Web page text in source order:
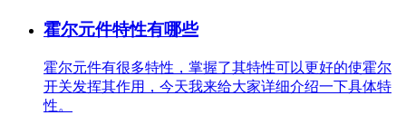
霍尔元件特性有哪些
霍尔元件有很多特性，掌握了其特性可以更好的使霍尔
开关发挥其作用，今天我来给大家详细介绍一下具体特
性。